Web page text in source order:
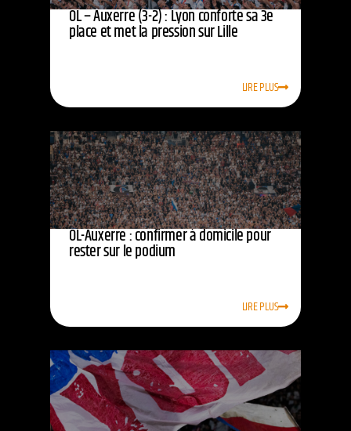
OL – Auxerre (3-2) : Lyon conforte sa 3e
place et met la pression sur Lille
LIRE PLUS
OL-Auxerre : confirmer à domicile pour
rester sur le podium
LIRE PLUS